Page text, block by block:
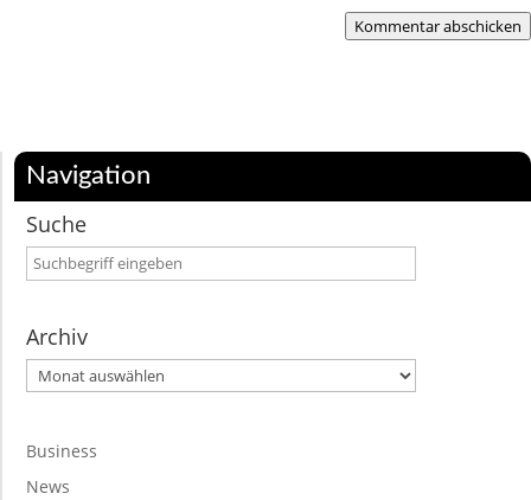
Kommentar abschicken
Navigation
Suche
Archiv
Archiv
Business
News